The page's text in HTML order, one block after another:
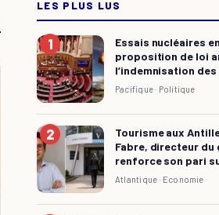
LES PLUS LUS
Essais nucléaires
proposition de loi
l’indemnisation
Pacifique · Politique
Tourisme aux
Fabre, directeur du
renforce son pari
Atlantique · Economie